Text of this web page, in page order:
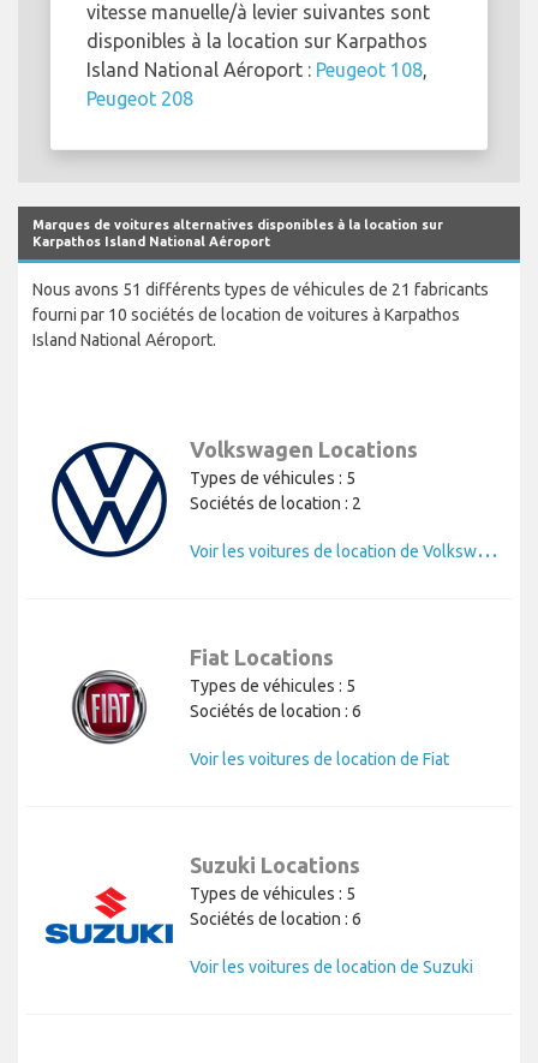
vitesse manuelle/à levier suivantes sont
disponibles à la location sur Karpathos
Island National Aéroport : Peugeot 108,
Peugeot 208
Marques de voitures alternatives disponibles à la location sur
Karpathos Island National Aéroport
Nous avons 51 différents types de véhicules de 21 fabricants
fourni par 10 sociétés de location de voitures à Karpathos
Island National Aéroport.
Volkswagen Locations
Types de véhicules : 5
Sociétés de location : 2
V
oir les voitures de location de Volkswagen
Fiat Locations
Types de véhicules : 5
Sociétés de location : 6
Voir les voitures de location de Fiat
Suzuki Locations
Types de véhicules : 5
Sociétés de location : 6
Voir les voitures de location de Suzuki